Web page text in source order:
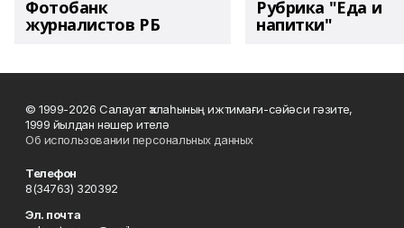
Фотобанк
журналистов РБ
Рубрика "Еда и
напитки"
© 1999-2026 Салауат ҡалаһының ижтимағи-сәйәси гәзите,
1999 йылдан нәшер ителә
Об использовании персональных данных
Телефон
8(34763) 320392
Эл. почта